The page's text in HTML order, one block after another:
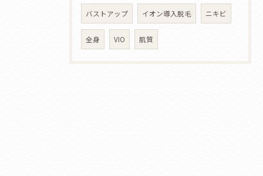
バストアップ イオン導入脱毛 ニキビ
全身 VIO 肌質